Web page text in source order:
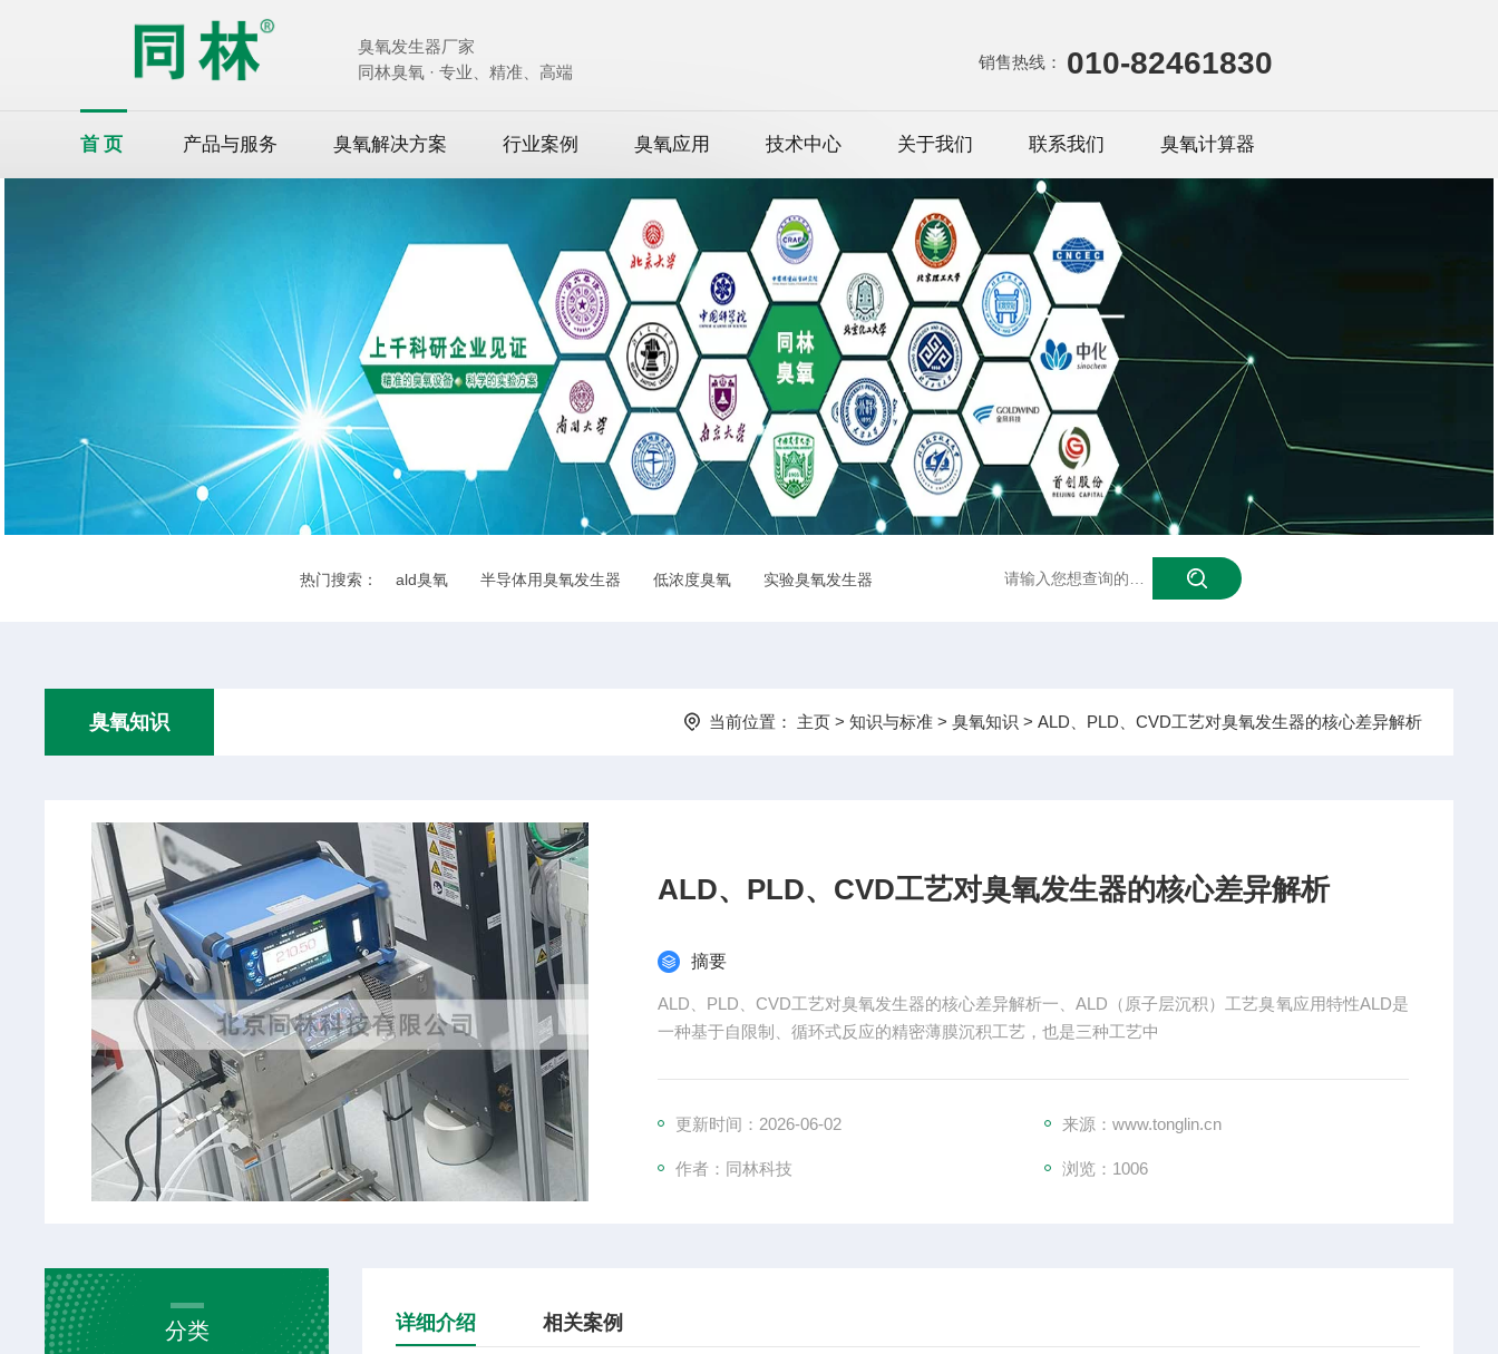
臭氧发生器厂家
同林臭氧 · 专业、精准、高端
销售热线： 010-82461830
首页 产品与服务 臭氧解决方案 行业案例 臭氧应用 技术中心 关于我们 联系我们 臭氧计算器
热门搜索： ald臭氧 半导体用臭氧发生器 低浓度臭氧 实验臭氧发生器 泳池臭氧
臭氧知识 当前位置： 主页> 知识与标准> 臭氧知识 > ALD、PLD、CVD工艺对臭氧发生器的核心差异解析
ALD、PLD、CVD工艺对臭氧发生器的核心差异解析
摘要
ALD、PLD、CVD工艺对臭氧发生器的核心差异解析一、ALD（原子层沉积）工艺臭氧应用特性ALD是
一种基于自限制、循环式反应的精密薄膜沉积工艺，也是三种工艺中
更新时间：2026-06-02 来源：www.tonglin.cn
作者：同林科技 浏览： 1006
分类 详细介绍 相关案例